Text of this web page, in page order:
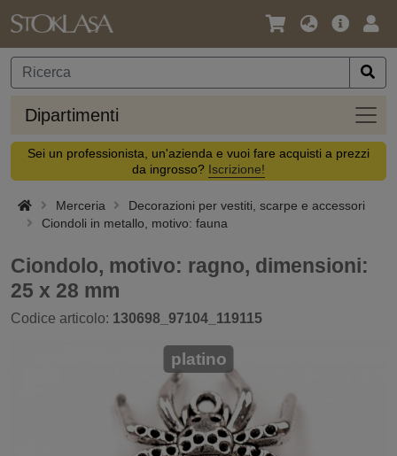
Lingua
Valuta
Offerta
Dipartimenti
Sei un professionista, un'azienda e vuoi fare acquisti a prezzi
da ingrosso? Iscrizione!
Merceria
Decorazioni per vestiti, scarpe e accessori
Ciondoli in metallo, motivo: fauna
Ciondolo, motivo: ragno, dimensioni:
25 x 28 mm
Codice articolo: 130698_97104_119115
platino